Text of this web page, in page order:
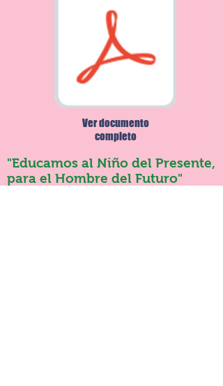
Ver documento
completo
"Educamos al Niño del Presente,
para el Hombre del Futuro"